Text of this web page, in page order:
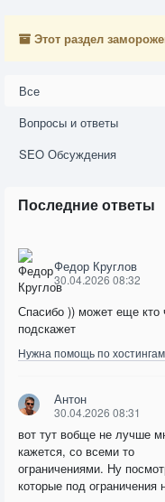
Этот раздел
Все
Вопросы и ответы
SEO Обсуждения
Последние ответы
Федор Круглов
30.04.2026 08:32
Спасибо )) может еще кто
подскажет
Нужна помощь по хостингам
Антон
30.04.2026 08:31
вот тут вобще не лучше
кажется, со всеми то
ограничениями. Ну
которые под ограничения